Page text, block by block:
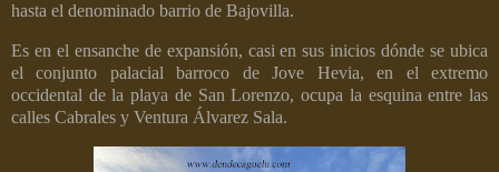
hasta el denominado barrio de Bajovilla.
Es en el ensanche de expansión, casi en sus inicios dónde se ubica
el conjunto palacial barroco de Jove Hevia, en el extremo
occidental de la playa de San Lorenzo, ocupa la esquina entre las
calles Cabrales y Ventura Álvarez Sala.